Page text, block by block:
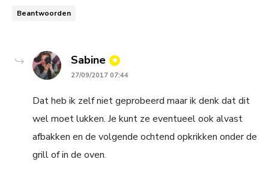
Beantwoorden
Sabine says:
27/09/2017 07:44
Dat heb ik zelf niet geprobeerd maar ik denk dat dit
wel moet lukken. Je kunt ze eventueel ook alvast
afbakken en de volgende ochtend opkrikken onder de
grill of in de oven.